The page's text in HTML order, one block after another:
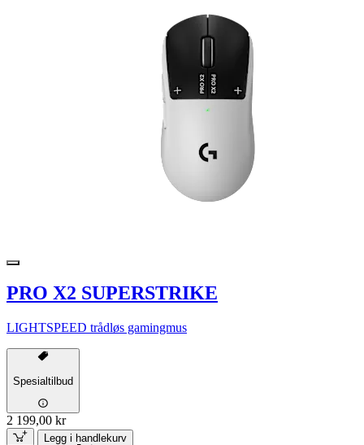
PRO X2 SUPERSTRIKE
LIGHTSPEED trådløs gamingmus
Spesialtilbud
2 199,00 kr
Legg i handlekurv